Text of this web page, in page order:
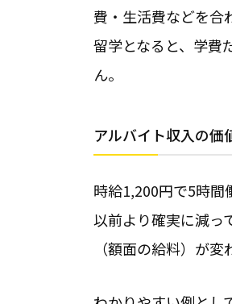
費・生活費などを合
留学となると、学費
ん。
アルバイト収入の価
時給1,200円で5時間
以前より確実に減っ
（額面の給料）が